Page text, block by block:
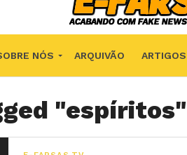
NÓS ARQUIVÃO ARTIGOS
"espíritos"